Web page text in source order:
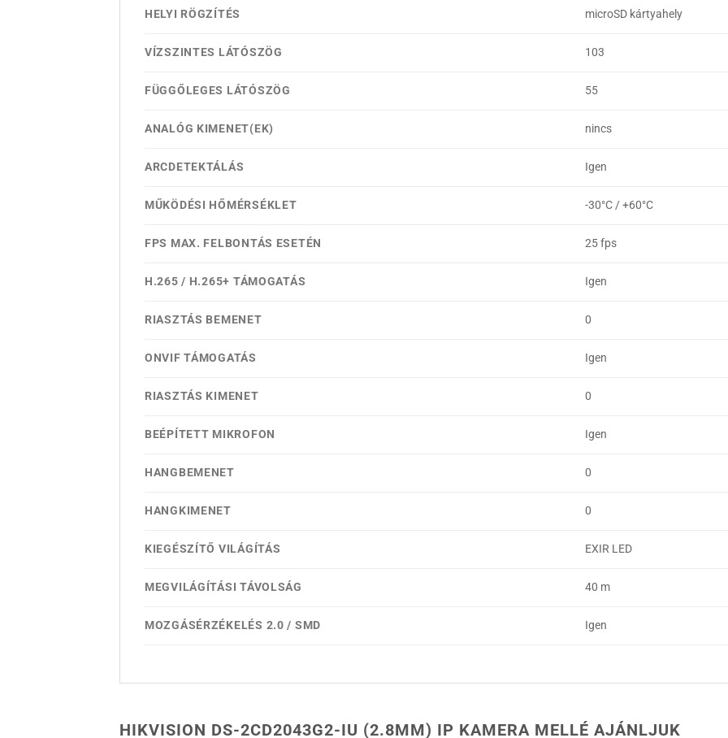
HELYI RÖGZÍTÉS microSD kártyahely
VÍZSZINTES LÁTÓSZÖG 103
FÜGGŐLEGES LÁTÓSZÖG 55
ANALÓG KIMENET(EK) nincs
ARCDETEKTÁLÁS Igen
MŰKÖDÉSI HŐMÉRSÉKLET -30°C / +60°C
FPS MAX. FELBONTÁS ESETÉN 25 fps
H.265 / H.265+ TÁMOGATÁS Igen
RIASZTÁS BEMENET 0
ONVIF TÁMOGATÁS Igen
RIASZTÁS KIMENET 0
BEÉPÍTETT MIKROFON Igen
HANGBEMENET 0
HANGKIMENET 0
KIEGÉSZÍTŐ VILÁGÍTÁS EXIR LED
MEGVILÁGÍTÁSI TÁVOLSÁG 40 m
MOZGÁSÉRZÉKELÉS 2.0 / SMD Igen
HIKVISION DS-2CD2043G2-IU (2.8MM) IP KAMERA MELLÉ AJÁNLJUK